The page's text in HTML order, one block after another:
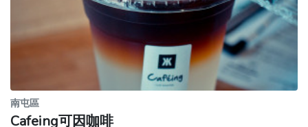
南屯區
Cafeing可因咖啡